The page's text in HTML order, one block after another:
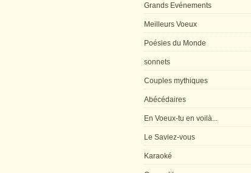
Grands Evénements
Meilleurs Voeux
Poésies du Monde
sonnets
Couples mythiques
Abécédaires
En Voeux-tu en voilà...
Le Saviez-vous
Karaoké